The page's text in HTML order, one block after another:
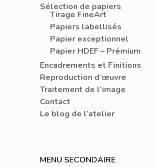
Sélection de papiers
Tirage FineArt
Papiers labellisés
Papier exceptionnel
Papier HDEF – Prémium
Encadrements et Finitions
Reproduction d’œuvre
Traitement de l’image
Contact
Le blog de l’atelier
MENU SECONDAIRE